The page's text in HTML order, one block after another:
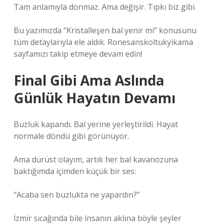
Tam anlamıyla donmaz. Ama değişir. Tıpkı biz gibi.
Bu yazımızda “Kristalleşen bal yenir mi” konusunu
tüm detaylarıyla ele aldık. Ronesanskoltukyikama
sayfamızı takip etmeye devam edin!
Final Gibi Ama Aslında
Günlük Hayatın Devamı
Buzluk kapandı. Bal yerine yerleştirildi. Hayat
normale döndü gibi görünüyor.
Ama dürüst olayım, artık her bal kavanozuna
baktığımda içimden küçük bir ses:
“Acaba sen buzlukta ne yapardın?”
İzmir sıcağında bile insanın aklına böyle şeyler